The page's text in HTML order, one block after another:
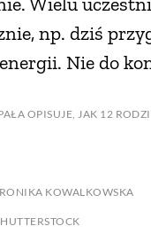
np. dziś
Nie do
OPISUJE, JAK 12
KOWALKOWSKA